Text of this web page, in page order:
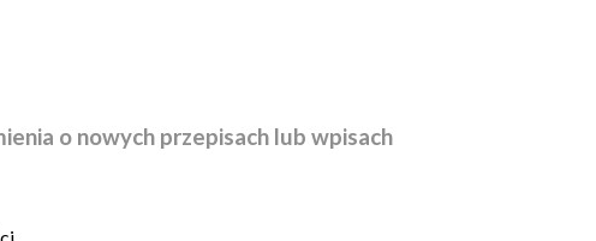
o nowych przepisach lub wpisach